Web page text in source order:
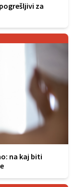
za
na kaj biti